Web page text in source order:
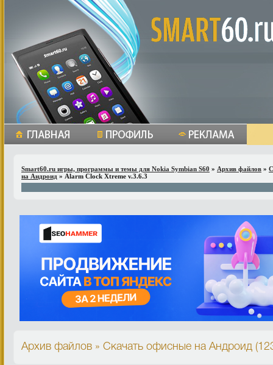
Smart60.ru игры, программы и темы для Nokia Symbian S60 » Архив файлов »
на Андроид » Alarm Clock Xtreme v.3.6.3
Архив файлов » Скачать офисные на Андроид